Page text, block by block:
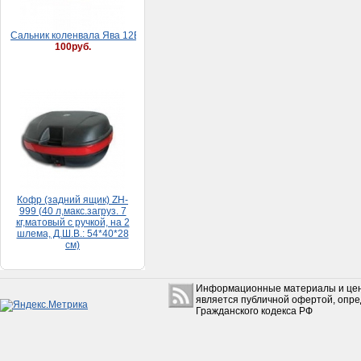
Кофр (задний ящик) ZH-
999 (40 л,макс.загруз. 7
кг,матовый с ручкой, на 2
5 500руб.
Набор прокладок HONDA
Информационные материалы и
является публичной офертой,
Гражданского кодекса РФ